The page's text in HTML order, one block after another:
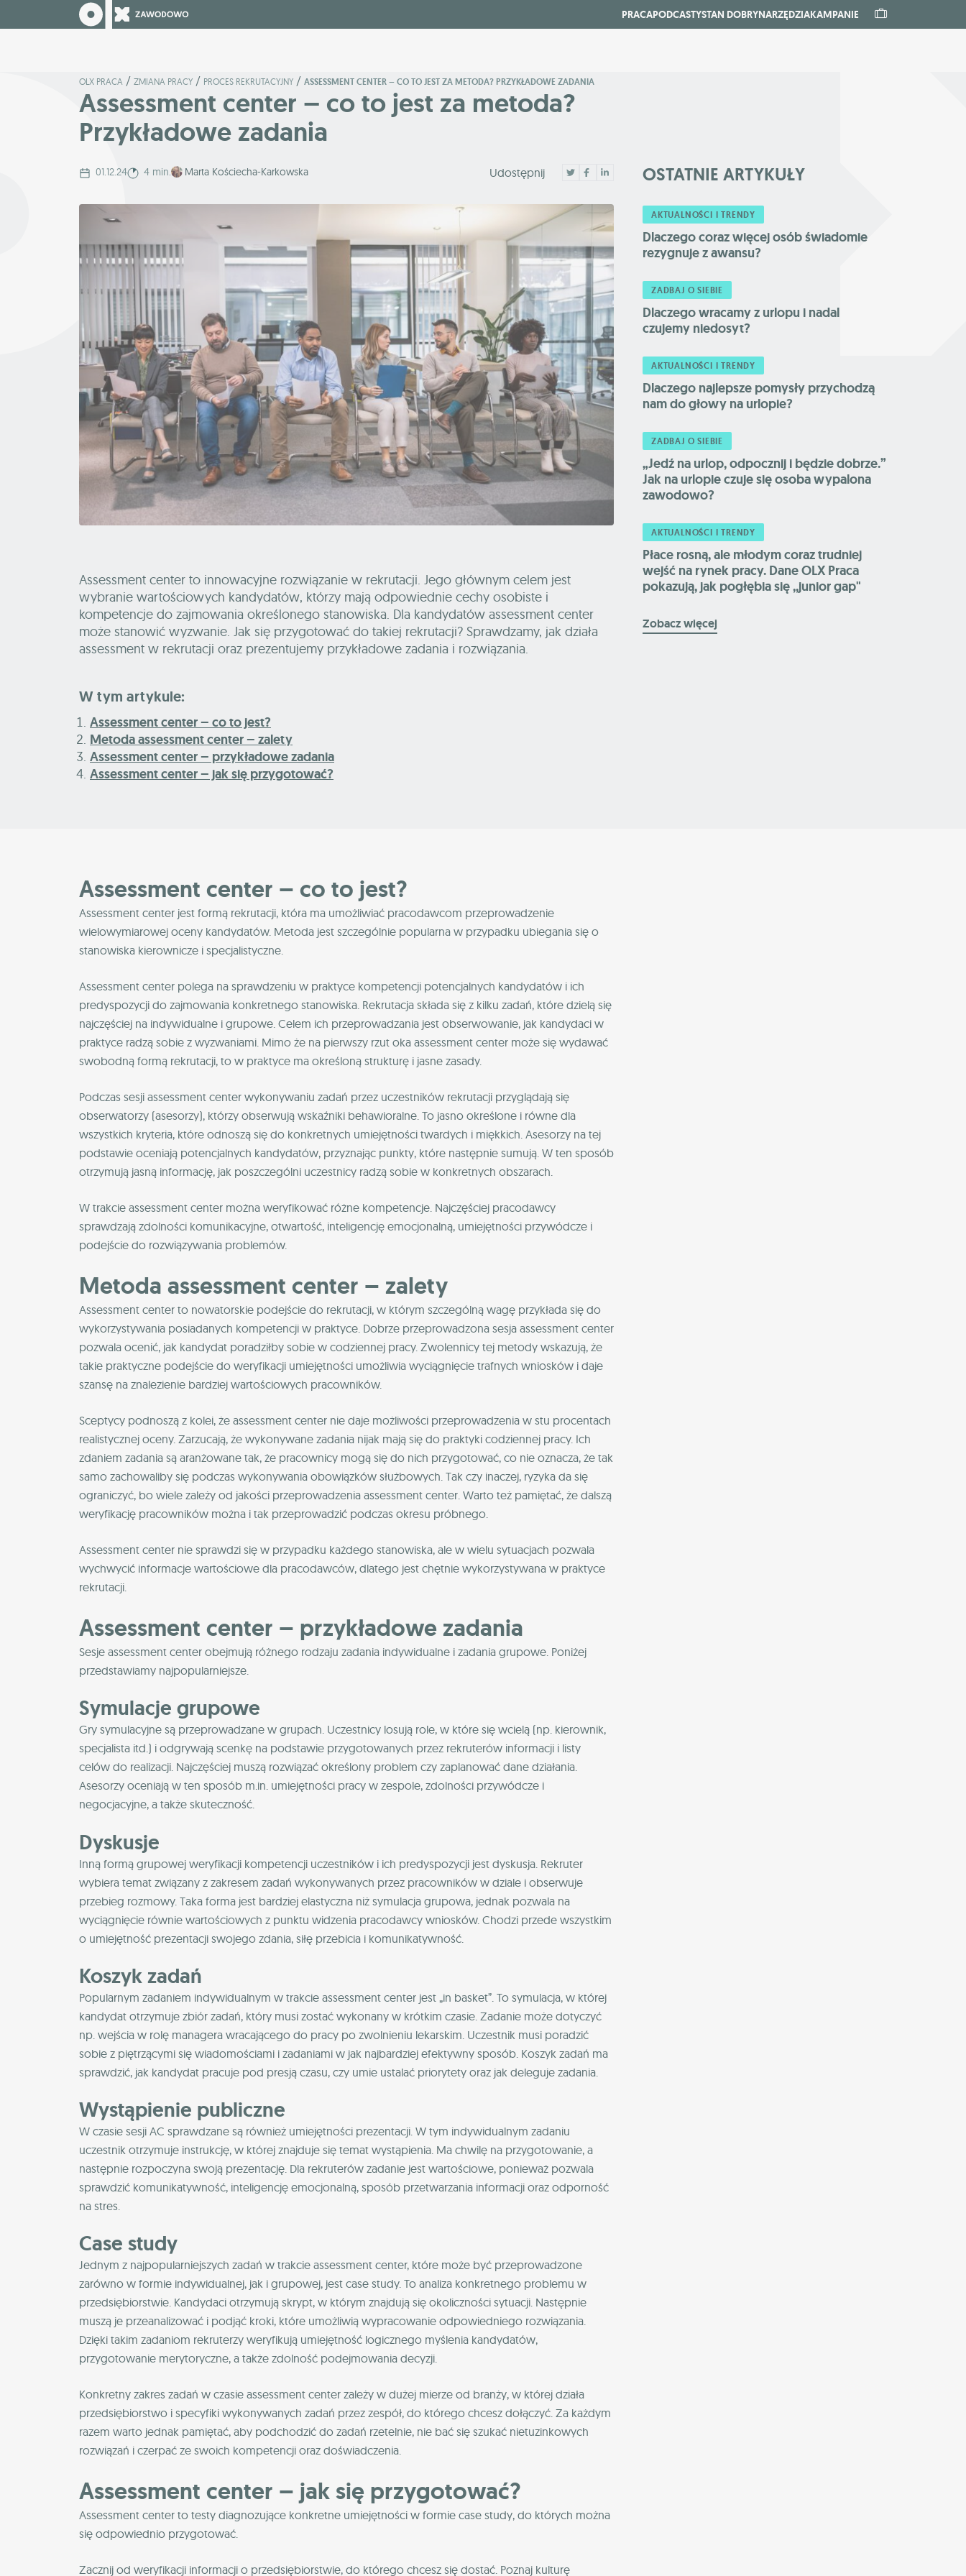
PRACAPODCASTYSTAN DOBRYNARZĘDZIAKAMPANIE
OLX PRACA / ZMIANA PRACY / PROCES REKRUTACYJNY / ASSESSMENT CENTER – CO TO JEST ZA METODA? PRZYKŁADOWE ZADANIA
Assessment center – co to jest za metoda?
Przykładowe zadania
01.12.24 4 min. Marta Kościecha-Karkowska Udostępnij
Assessment center to innowacyjne rozwiązanie w rekrutacji. Jego głównym celem jest
wybranie wartościowych kandydatów, którzy mają odpowiednie cechy osobiste i
kompetencje do zajmowania określonego stanowiska. Dla kandydatów assessment center
może stanowić wyzwanie. Jak się przygotować do takiej rekrutacji? Sprawdzamy, jak działa
assessment w rekrutacji oraz prezentujemy przykładowe zadania i rozwiązania.
W tym artykule:
Assessment center – co to jest?
Metoda assessment center – zalety
Assessment center – przykładowe zadania
Assessment center – jak się przygotować?
OSTATNIE ARTYKUŁY
AKTUALNOŚCI I TRENDY
Dlaczego coraz więcej osób świadomie
rezygnuje z awansu?
ZADBAJ O SIEBIE
Dlaczego wracamy z urlopu i nadal
czujemy niedosyt?
AKTUALNOŚCI I TRENDY
Dlaczego najlepsze pomysły przychodzą
nam do głowy na urlopie?
ZADBAJ O SIEBIE
„Jedź na urlop, odpocznij i będzie dobrze.”
Jak na urlopie czuje się osoba wypalona
zawodowo?
AKTUALNOŚCI I TRENDY
Płace rosną, ale młodym coraz trudniej
wejść na rynek pracy. Dane OLX Praca
pokazują, jak pogłębia się ,,junior gap"
Zobacz więcej
Assessment center – co to jest?
Assessment center jest formą rekrutacji, która ma umożliwiać pracodawcom przeprowadzenie
wielowymiarowej oceny kandydatów. Metoda jest szczególnie popularna w przypadku ubiegania się o
stanowiska kierownicze i specjalistyczne.
Assessment center polega na sprawdzeniu w praktyce kompetencji potencjalnych kandydatów i ich
predyspozycji do zajmowania konkretnego stanowiska. Rekrutacja składa się z kilku zadań, które dzielą się
najczęściej na indywidualne i grupowe. Celem ich przeprowadzania jest obserwowanie, jak kandydaci w
praktyce radzą sobie z wyzwaniami. Mimo że na pierwszy rzut oka assessment center może się wydawać
swobodną formą rekrutacji, to w praktyce ma określoną strukturę i jasne zasady.
Podczas sesji assessment center wykonywaniu zadań przez uczestników rekrutacji przyglądają się
obserwatorzy (asesorzy), którzy obserwują wskaźniki behawioralne. To jasno określone i równe dla
wszystkich kryteria, które odnoszą się do konkretnych umiejętności twardych i miękkich. Asesorzy na tej
podstawie oceniają potencjalnych kandydatów, przyznając punkty, które następnie sumują. W ten sposób
otrzymują jasną informację, jak poszczególni uczestnicy radzą sobie w konkretnych obszarach.
W trakcie assessment center można weryfikować różne kompetencje. Najczęściej pracodawcy
sprawdzają zdolności komunikacyjne, otwartość, inteligencję emocjonalną, umiejętności przywódcze i
podejście do rozwiązywania problemów.
Metoda assessment center – zalety
Assessment center to nowatorskie podejście do rekrutacji, w którym szczególną wagę przykłada się do
wykorzystywania posiadanych kompetencji w praktyce. Dobrze przeprowadzona sesja assessment center
pozwala ocenić, jak kandydat poradziłby sobie w codziennej pracy. Zwolennicy tej metody wskazują, że
takie praktyczne podejście do weryfikacji umiejętności umożliwia wyciągnięcie trafnych wniosków i daje
szansę na znalezienie bardziej wartościowych pracowników.
Sceptycy podnoszą z kolei, że assessment center nie daje możliwości przeprowadzenia w stu procentach
realistycznej oceny. Zarzucają, że wykonywane zadania nijak mają się do praktyki codziennej pracy. Ich
zdaniem zadania są aranżowane tak, że pracownicy mogą się do nich przygotować, co nie oznacza, że tak
samo zachowaliby się podczas wykonywania obowiązków służbowych. Tak czy inaczej, ryzyka da się
ograniczyć, bo wiele zależy od jakości przeprowadzenia assessment center. Warto też pamiętać, że dalszą
weryfikację pracowników można i tak przeprowadzić podczas okresu próbnego.
Assessment center nie sprawdzi się w przypadku każdego stanowiska, ale w wielu sytuacjach pozwala
wychwycić informacje wartościowe dla pracodawców, dlatego jest chętnie wykorzystywana w praktyce
rekrutacji.
Assessment center – przykładowe zadania
Sesje assessment center obejmują różnego rodzaju zadania indywidualne i zadania grupowe. Poniżej
przedstawiamy najpopularniejsze.
Symulacje grupowe
Gry symulacyjne są przeprowadzane w grupach. Uczestnicy losują role, w które się wcielą (np. kierownik,
specjalista itd.) i odgrywają scenkę na podstawie przygotowanych przez rekruterów informacji i listy
celów do realizacji. Najczęściej muszą rozwiązać określony problem czy zaplanować dane działania.
Asesorzy oceniają w ten sposób m.in. umiejętności pracy w zespole, zdolności przywódcze i
negocjacyjne, a także skuteczność.
Dyskusje
Inną formą grupowej weryfikacji kompetencji uczestników i ich predyspozycji jest dyskusja. Rekruter
wybiera temat związany z zakresem zadań wykonywanych przez pracowników w dziale i obserwuje
przebieg rozmowy. Taka forma jest bardziej elastyczna niż symulacja grupowa, jednak pozwala na
wyciągnięcie równie wartościowych z punktu widzenia pracodawcy wniosków. Chodzi przede wszystkim
o umiejętność prezentacji swojego zdania, siłę przebicia i komunikatywność.
Koszyk zadań
Popularnym zadaniem indywidualnym w trakcie assessment center jest „in basket”. To symulacja, w której
kandydat otrzymuje zbiór zadań, który musi zostać wykonany w krótkim czasie. Zadanie może dotyczyć
np. wejścia w rolę managera wracającego do pracy po zwolnieniu lekarskim. Uczestnik musi poradzić
sobie z piętrzącymi się wiadomościami i zadaniami w jak najbardziej efektywny sposób. Koszyk zadań ma
sprawdzić, jak kandydat pracuje pod presją czasu, czy umie ustalać priorytety oraz jak deleguje zadania.
Wystąpienie publiczne
W czasie sesji AC sprawdzane są również umiejętności prezentacji. W tym indywidualnym zadaniu
uczestnik otrzymuje instrukcję, w której znajduje się temat wystąpienia. Ma chwilę na przygotowanie, a
następnie rozpoczyna swoją prezentację. Dla rekruterów zadanie jest wartościowe, ponieważ pozwala
sprawdzić komunikatywność, inteligencję emocjonalną, sposób przetwarzania informacji oraz odporność
na stres.
Case study
Jednym z najpopularniejszych zadań w trakcie assessment center, które może być przeprowadzone
zarówno w formie indywidualnej, jak i grupowej, jest case study. To analiza konkretnego problemu w
przedsiębiorstwie. Kandydaci otrzymują skrypt, w którym znajdują się okoliczności sytuacji. Następnie
muszą je przeanalizować i podjąć kroki, które umożliwią wypracowanie odpowiedniego rozwiązania.
Dzięki takim zadaniom rekruterzy weryfikują umiejętność logicznego myślenia kandydatów,
przygotowanie merytoryczne, a także zdolność podejmowania decyzji.
Konkretny zakres zadań w czasie assessment center zależy w dużej mierze od branży, w której działa
przedsiębiorstwo i specyfiki wykonywanych zadań przez zespół, do którego chcesz dołączyć. Za każdym
razem warto jednak pamiętać, aby podchodzić do zadań rzetelnie, nie bać się szukać nietuzinkowych
rozwiązań i czerpać ze swoich kompetencji oraz doświadczenia.
Assessment center – jak się przygotować?
Assessment center to testy diagnozujące konkretne umiejętności w formie case study, do których można
się odpowiednio przygotować.
Zacznij od weryfikacji informacji o przedsiębiorstwie, do którego chcesz się dostać. Poznaj kulturę